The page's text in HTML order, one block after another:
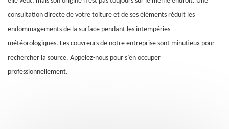
consultation directe de votre toiture et de ses éléments réduit les
endommagements de la surface pendant les intempéries
météorologiques. Les couvreurs de notre entreprise sont minutieux pour
rechercher la source. Appelez-nous pour s’en occuper
professionnellement.